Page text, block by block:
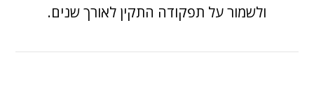
ולשמור על תפקודה התקין לאורך שנים.